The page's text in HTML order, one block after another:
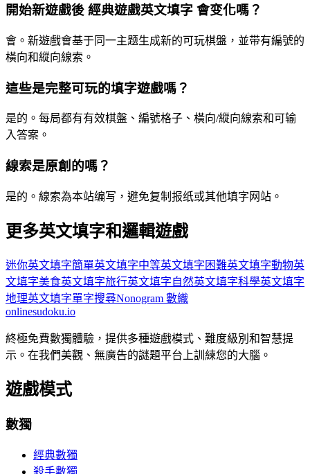
開始新遊戲後 經典遊戲英文填字 會变化嗎？
會。新遊戲會基于同一主题生成新的可玩棋盤，並带有編號的
橫向和縱向線索。
這些是完整可玩的填字遊戲嗎？
是的。每局都有有效棋盤、編號格子、橫向/縱向線索和可输
入答案。
線索是原創的嗎？
是的。線索為本站编写，避免复制报纸或其他填字网站。
更多英文填字和邏輯遊戲
迷你英文填字簡單英文填字中等英文填字 困難英文填字動物英
文填字美食英文填字旅行英文填字自然英文填字科學英文填字
地理英文填字單字搜尋Nonogram 數織
onlinesudoku.io
終極免費數獨體驗，提供多種遊戲模式、難度級別和智慧提
示。在我們美觀、無廣告的謎題平台上訓練您的大腦。
遊戲模式
數獨
經典數獨
殺手數獨